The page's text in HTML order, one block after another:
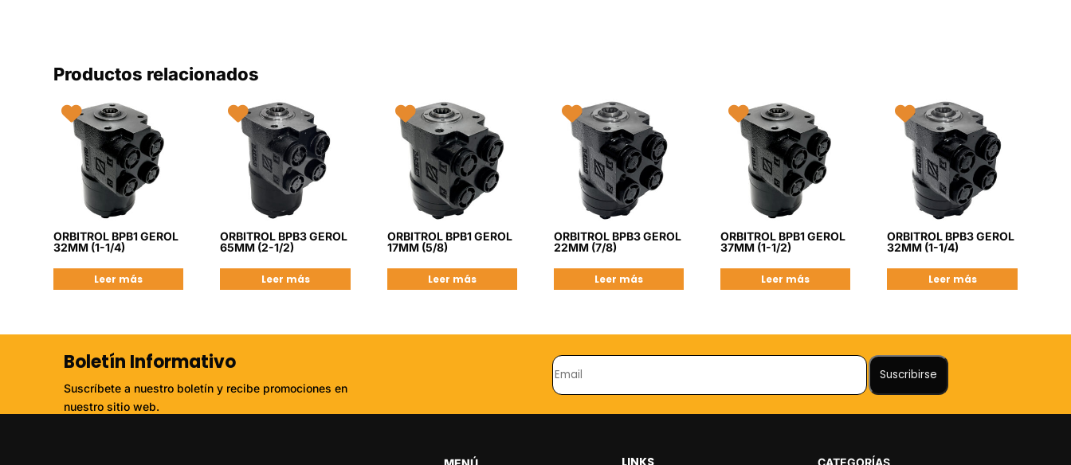
Productos relacionados
ORBITROL BPB1 GEROL
32MM (1-1/4)
Leer más
ORBITROL BPB3 GEROL
65MM (2-1/2)
Leer más
ORBITROL BPB1 GEROL
17MM (5/8)
Leer más
ORBITROL BPB3 GEROL
22MM (7/8)
Leer más
ORBITROL BPB1 GEROL
37MM (1-1/2)
Leer más
ORBITROL BPB3 GEROL
32MM (1-1/4)
Leer más
Boletín Informativo
Suscríbete a nuestro boletín y recibe promociones en
nuestro sitio web.
CATEGORÍAS